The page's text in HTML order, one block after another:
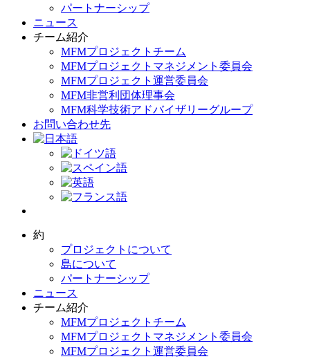
パートナーシップ
ニュース
チーム紹介
MFMプロジェクトチーム
MFMプロジェクトマネジメント委員会
MFMプロジェクト運営委員会
MFM非営利団体理事会
MFM科学技術アドバイザリーグループ
お問い合わせ先
約
プロジェクトについて
島について
パートナーシップ
ニュース
チーム紹介
MFMプロジェクトチーム
MFMプロジェクトマネジメント委員会
MFMプロジェクト運営委員会